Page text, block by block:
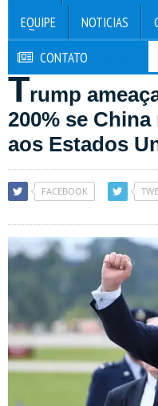
EQUIPE
NOTICIAS
CONTATO
Trump
200% se
aos Estados
FACEBOOK